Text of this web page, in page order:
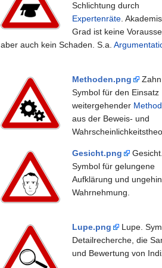
Schlichtung durch
Expertenräte.
Grad ist keine
aber auch kein Schaden. S.a.
Methoden.png
Symbol für den Einsatz
weitergehender
aus der Beweis- und
Gesicht.png
Symbol für gelungene
Aufklärung und
Wahrnehmung.
Lupe.png
Lupe.
Detailrecherche, die
und Bewertung von